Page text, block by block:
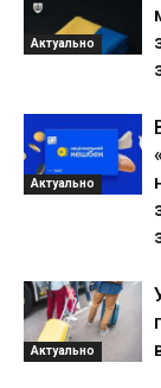
Актуально
Актуально
Актуально